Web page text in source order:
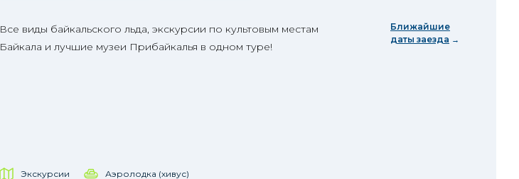
Ближайшие
даты заезда
Все виды байкальского льда, экскурсии по культовым местам
Байкала и лучшие музеи Прибайкалья в одном туре!
Экскурсии Аэролодка (хивус)